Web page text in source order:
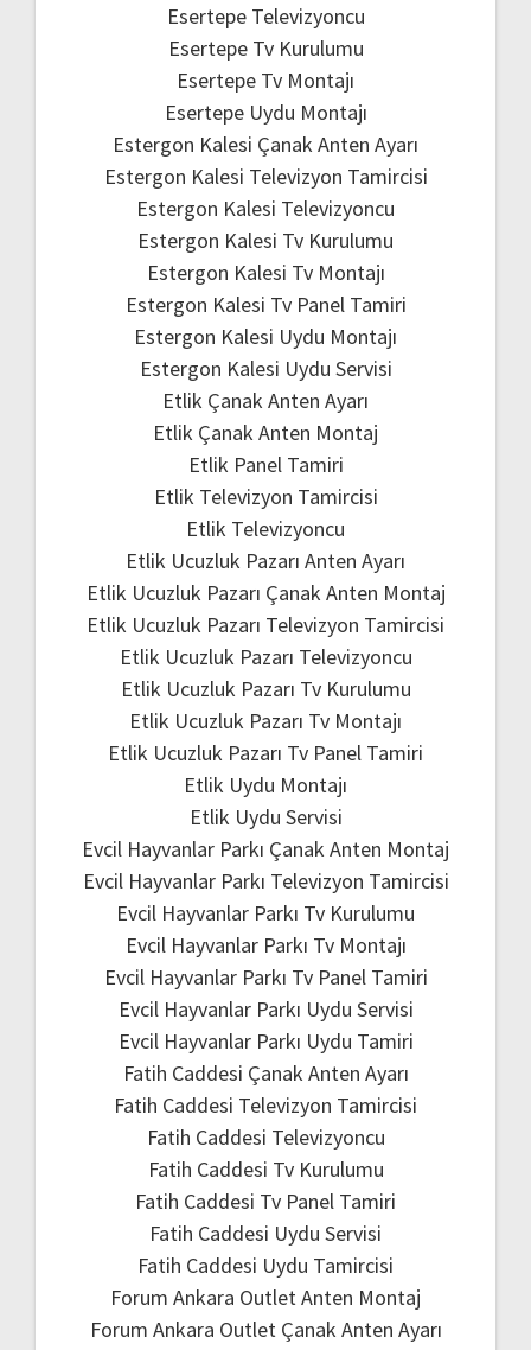
Esertepe Televizyoncu
Esertepe Tv Kurulumu
Esertepe Tv Montajı
Esertepe Uydu Montajı
Estergon Kalesi Çanak Anten Ayarı
Estergon Kalesi Televizyon Tamircisi
Estergon Kalesi Televizyoncu
Estergon Kalesi Tv Kurulumu
Estergon Kalesi Tv Montajı
Estergon Kalesi Tv Panel Tamiri
Estergon Kalesi Uydu Montajı
Estergon Kalesi Uydu Servisi
Etlik Çanak Anten Ayarı
Etlik Çanak Anten Montaj
Etlik Panel Tamiri
Etlik Televizyon Tamircisi
Etlik Televizyoncu
Etlik Ucuzluk Pazarı Anten Ayarı
Etlik Ucuzluk Pazarı Çanak Anten Montaj
Etlik Ucuzluk Pazarı Televizyon Tamircisi
Etlik Ucuzluk Pazarı Televizyoncu
Etlik Ucuzluk Pazarı Tv Kurulumu
Etlik Ucuzluk Pazarı Tv Montajı
Etlik Ucuzluk Pazarı Tv Panel Tamiri
Etlik Uydu Montajı
Etlik Uydu Servisi
Evcil Hayvanlar Parkı Çanak Anten Montaj
Evcil Hayvanlar Parkı Televizyon Tamircisi
Evcil Hayvanlar Parkı Tv Kurulumu
Evcil Hayvanlar Parkı Tv Montajı
Evcil Hayvanlar Parkı Tv Panel Tamiri
Evcil Hayvanlar Parkı Uydu Servisi
Evcil Hayvanlar Parkı Uydu Tamiri
Fatih Caddesi Çanak Anten Ayarı
Fatih Caddesi Televizyon Tamircisi
Fatih Caddesi Televizyoncu
Fatih Caddesi Tv Kurulumu
Fatih Caddesi Tv Panel Tamiri
Fatih Caddesi Uydu Servisi
Fatih Caddesi Uydu Tamircisi
Forum Ankara Outlet Anten Montaj
Forum Ankara Outlet Çanak Anten Ayarı